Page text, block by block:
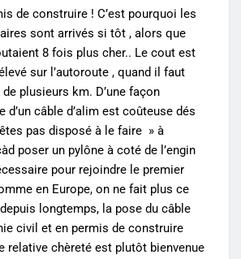
de construire ! C’est pourquoi les
sont arrivés si tôt , alors que
8 fois plus cher.. Le cout est
sur l’autoroute , quand il faut
plusieurs km. D’une façon
d’un câble d’alim est coûteuse dés
pas disposé à le faire » à
poser un pylône à coté de l’engin
pour rejoindre le premier
en Europe, on ne fait plus ce
longtemps, la pose du câble
civil et en permis de construire
relative chèreté est plutôt bienvenue